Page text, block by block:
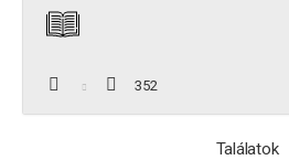
352
Találatok